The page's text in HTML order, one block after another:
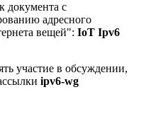
документа с
адресного
вещей": IoT Ipv6
участие в обсуждении,
ipv6-wg